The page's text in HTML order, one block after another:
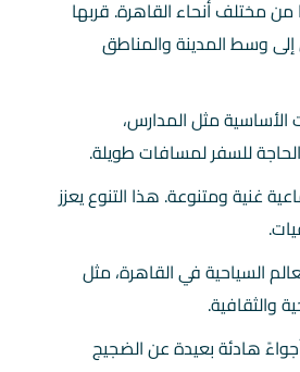
مختلف أنحاء القاهرة. قربها
وسط المدينة والمناطق
مثل المدارس،
للسفر لمسافات طويلة.
غنية ومتنوعة. هذا التنوع يعزز
السياحية في القاهرة، مثل
والثقافية.
هادئة بعيدة عن الضجيج